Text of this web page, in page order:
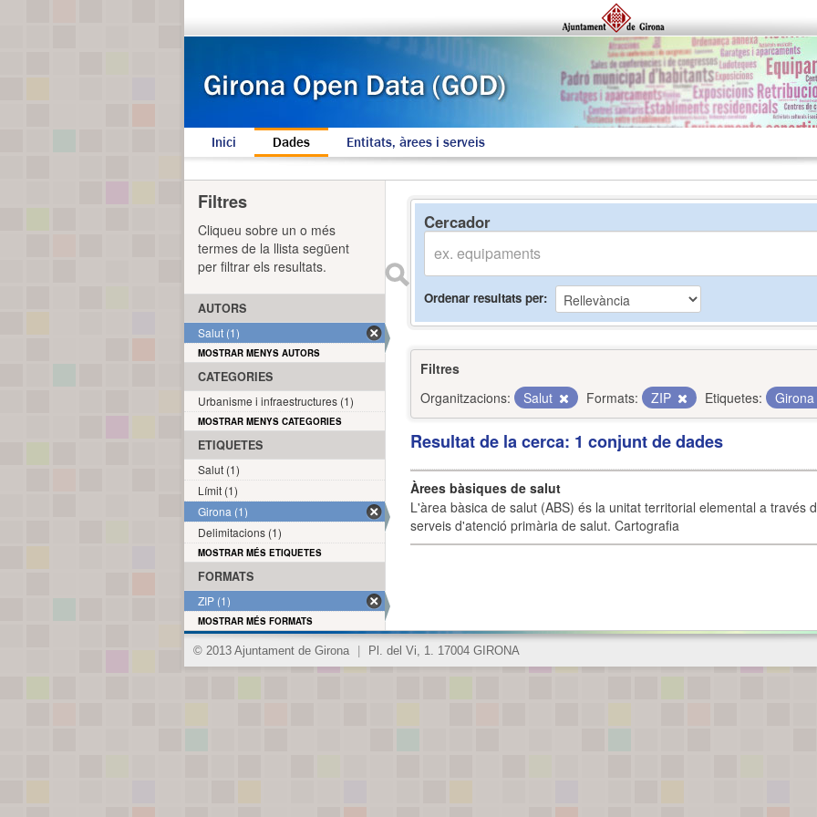
Inici Dades Entitats, àrees i serveis
Cercador
Ordenar resultats per
Filtres
Organitzacions:
Salut Formats: ZIP Etiquetes: Girona
Resultat de la cerca: 1 conjunt de dades
Àrees bàsiques de salut
L'àrea bàsica de salut (ABS) és la unitat territorial elemental a través
serveis d'atenció primària de salut. Cartografia
Filtres
Cliqueu sobre un o més
termes de la llista següent
per filtrar els resultats.
AUTORS
Salut (1)
MOSTRAR MENYS AUTORS
CATEGORIES
Urbanisme i infraestructures (1)
MOSTRAR MENYS CATEGORIES
ETIQUETES
Salut (1)
Límit (1)
Girona (1)
Delimitacions (1)
MOSTRAR MÉS ETIQUETES
FORMATS
ZIP (1)
MOSTRAR MÉS FORMATS
© 2013 Ajuntament de Girona Pl. del Vi, 1. 17004 GIRONA